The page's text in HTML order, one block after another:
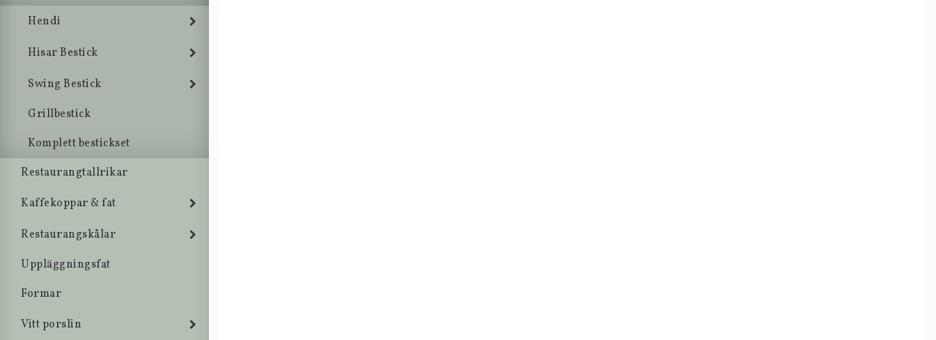
Hendi
Hisar Bestick
Swing Bestick
Grillbestick
Komplett bestickset
Restaurangtallrikar
Kaffekoppar & fat
Restaurangskålar
Uppläggningsfat
Formar
Vitt porslin